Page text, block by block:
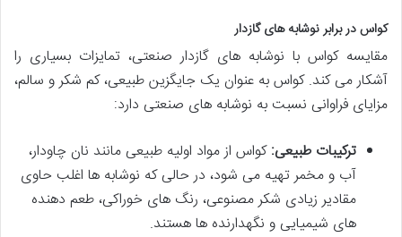
کواس در برابر نوشابه های گازدار
مقایسه کواس با نوشابه های گازدار صنعتی، تمایزات بسیاری را
آشکار می کند. کواس به عنوان یک جایگزین طبیعی، کم شکر و سالم،
مزایای فراوانی نسبت به نوشابه های صنعتی دارد:
ترکیبات طبیعی:کواس از مواد اولیه طبیعی مانند نان چاودار،
آب و مخمر تهیه می شود، در حالی که نوشابه ها اغلب حاوی
مقادیر زیادی شکر مصنوعی، رنگ های خوراکی، طعم دهنده
های شیمیایی و نگهدارنده ها هستند.